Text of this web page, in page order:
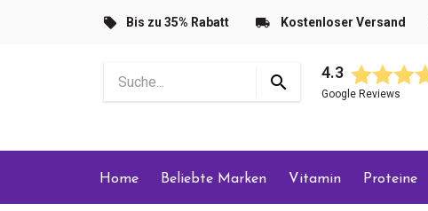
Bis zu 35% Rabatt Kostenloser Versand
4.3
Google Reviews
Home Beliebte Marken Vitamin Proteine